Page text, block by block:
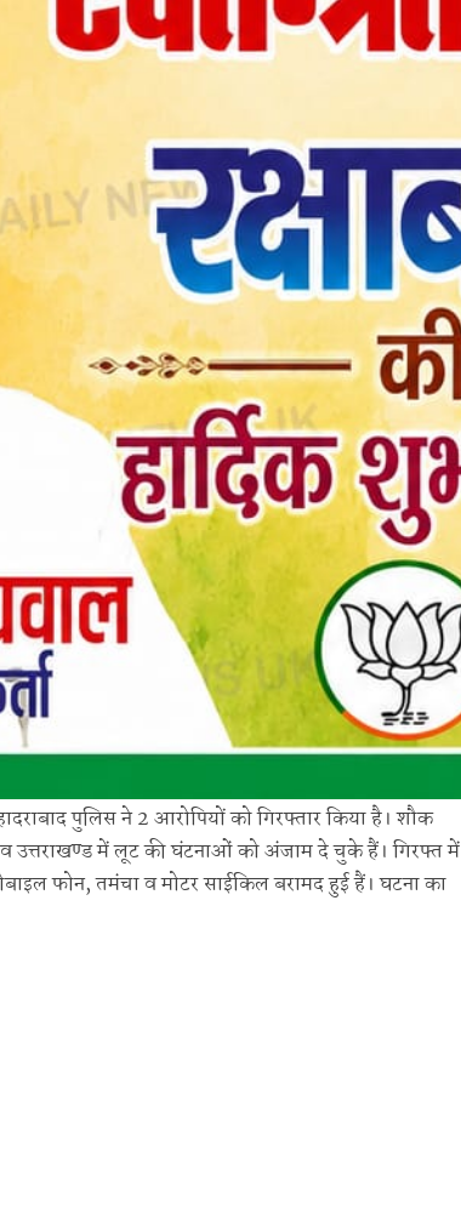
पुलिस ने 2 आरोपियों को गिरफ्तार किया है। शौक
उत्तराखण्ड में लूट की घंटनाओं को अंजाम दे चुके हैं। गिरफ्त में
फोन, तमंचा व मोटर साईकिल बरामद हुई हैं। घटना का